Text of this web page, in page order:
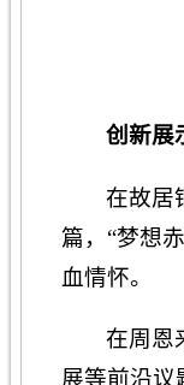
创新展
在故居
篇，“梦想
血情怀。
在周恩
展等前沿议